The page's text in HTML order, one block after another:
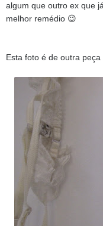
algum que outro ex que
melhor remédio 😉
Esta foto é de outra